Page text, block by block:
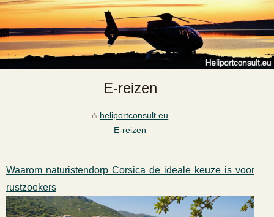
E-reizen
heliportconsult.eu
E-reizen
Waarom naturistendorp Corsica de ideale keuze is voor
rustzoekers